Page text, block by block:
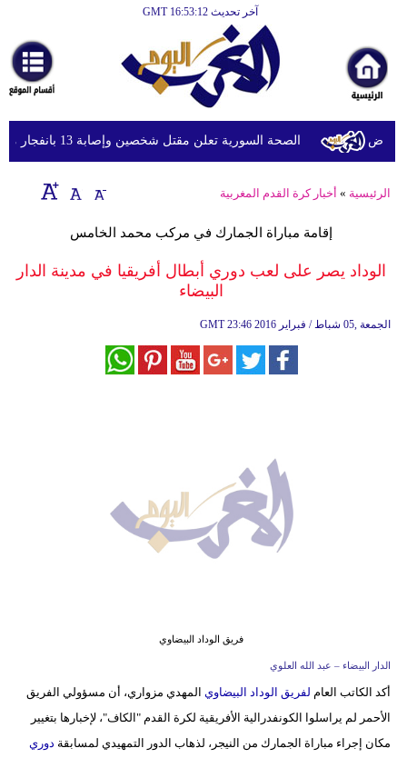
آخر تحديث GMT 16:53:12
أخبارعاجلة
رياضة
ثقافة
إقتصاد
وموسيقى
أزياء
أزياء
إسلامية
الصحة السورية تعلن مقتل شخصين وإصابة 13 بانفجار مركبة قرب دمشق
الرئيسية » أخبار كرة القدم المغربية
إقامة مباراة الجمارك في مركب محمد الخامس
الوداد يصر على لعب دوري أبطال أفريقيا في مدينة الدار
البيضاء
GMT 23:46 2016 الجمعة ,05 شباط / فبراير
فريق الوداد البيضاوي
الدار البيضاء – عبد الله العلوي
أكد الكاتب العام لفريق الوداد البيضاوي المهدي مزواري، أن مسؤولي الفريق
الأحمر لم يراسلوا الكونفدرالية الأفريقية لكرة القدم "الكاف"، لإخبارها بتغيير
مكان إجراء مباراة الجمارك من النيجر، لذهاب الدور التمهيدي لمسابقة دوري